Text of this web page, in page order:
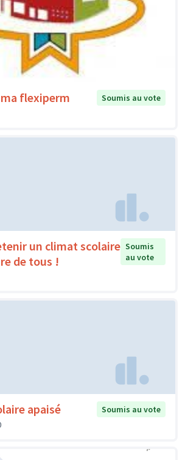
flexiperm
Soumis au vote
un climat scolaire
de tous !
Soumis
au vote
apaisé
Soumis au vote